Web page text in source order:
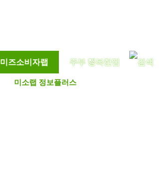
미즈소비자랩 주부 행복한집
미소랩 정보플러스